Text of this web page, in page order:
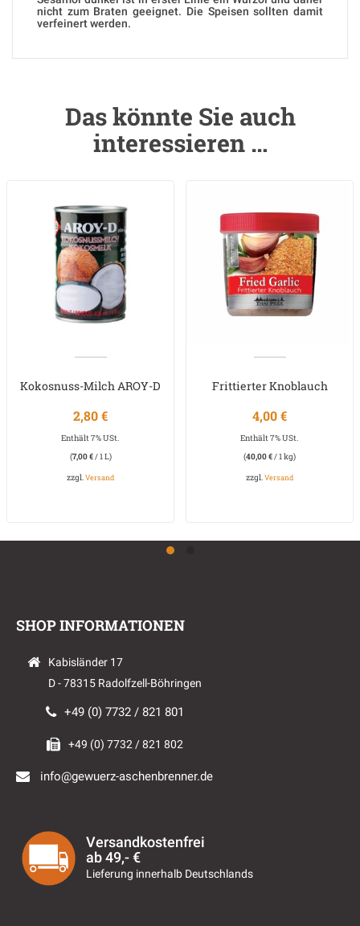
nicht zum Braten geeignet. Die Speisen sollten damit
verfeinert werden.
Das könnte Sie auch
interessieren …
Kokosnuss-Milch AROY-D
2,80€
Enthält 7% USt.
(7,00€/ 1 L)
zzgl.Versand
Frittierter Knoblauch
4,00€
Enthält 7% USt.
(40,00€/ 1 kg)
zzgl.Versand
SHOP INFORMATIONEN
Kabisländer 17
D - 78315 Radolfzell-Böhringen
+49 (0) 7732 / 821 801
+49 (0) 7732 / 821 802
info@gewuerz-aschenbrenner.de
Versandkostenfrei
ab 49,- €
Lieferung innerhalb Deutschlands